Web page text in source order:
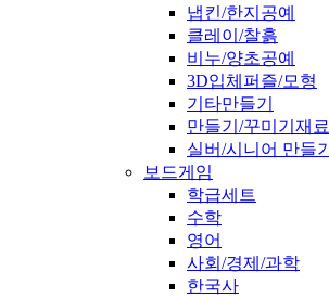
냅킨/한지공예
클레이/찰흙
비누/양초공예
3D입체퍼즐/모형
기타만들기
만들기/꾸미기재료
실버/시니어 만들기
보드게임
학급세트
수학
영어
사회/경제/과학
한국사